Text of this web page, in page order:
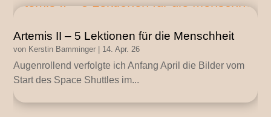
Artemis II – 5 Lektionen für die Menschheit
von Kerstin Bamminger 14. Apr. 26
Augenrollend verfolgte ich Anfang April die Bilder vom
Start des Space Shuttles im...